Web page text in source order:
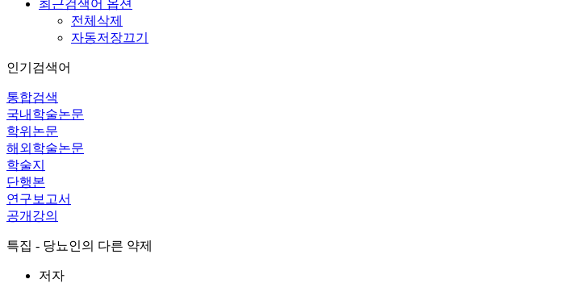
최근검색어 옵션
전체삭제
자동저장끄기
인기검색어
통합검색
국내학술논문
학위논문
해외학술논문
학술지
단행본
연구보고서
공개강의
특집 - 당뇨인의 다른 약제
저자